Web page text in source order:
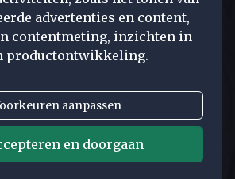
advertenties en content,
contentmeting, inzichten in
productontwikkeling.
aanpassen
en doorgaan